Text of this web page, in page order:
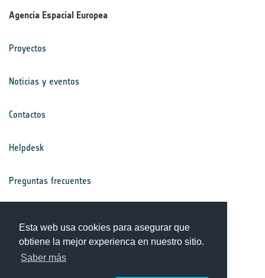
Esta web usa cookies para asegurar que
obtiene la mejor experienca en nuestro sitio.
Saber más
Agencia Espacial Europea
Proyectos
Noticias y eventos
Contactos
Helpdesk
Preguntas frecuentes
Aviso de privacidad